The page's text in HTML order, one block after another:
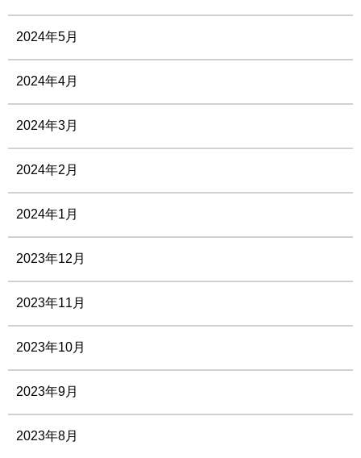
2024年5月
2024年4月
2024年3月
2024年2月
2024年1月
2023年12月
2023年11月
2023年10月
2023年9月
2023年8月